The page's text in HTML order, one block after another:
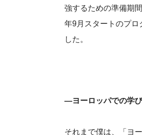
強するための準備期
年9月スタートのプロ
した。
―ヨーロッパでの学び
それまで僕は、「ヨ